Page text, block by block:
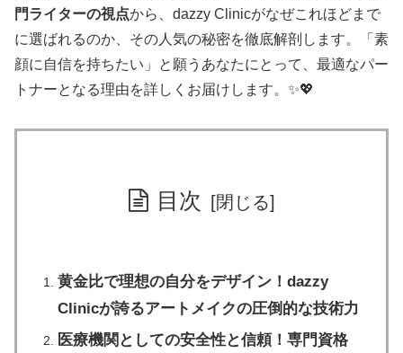
門ライターの視点から、dazzy Clinicがなぜこれほどまで
に選ばれるのか、その人気の秘密を徹底解剖します。「素
顔に自信を持ちたい」と願うあなたにとって、最適なパー
トナーとなる理由を詳しくお届けします。✨💖
目次
黄金比で理想の自分をデザイン！dazzy
Clinicが誇るアートメイクの圧倒的な技術力
医療機関としての安全性と信頼！専門資格